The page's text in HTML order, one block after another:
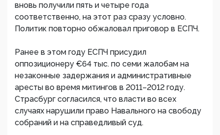
вновь получили пять и четыре года
соответственно, на этот раз сразу условно.
Политик повторно обжаловал приговор в ЕСПЧ.
Ранее в этом году ЕСПЧ присудил
оппозиционеру €64 тыс. по семи жалобам на
незаконные задержания и административные
аресты во время митингов в 2011–2012 году.
Страсбург согласился, что власти во всех
случаях нарушили право Навального на свободу
собраний и на справедливый суд.